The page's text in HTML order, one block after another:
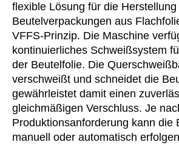
flexible Lösung für die Herstellung
Beutelverpackungen aus
VFFS-Prinzip. Die Maschine
kontinuierliches Schweißsystem
der Beutelfolie. Die
verschweißt und schneidet die
gewährleistet damit einen
gleichmäßigen Verschluss. Je
Produktionsanforderung kann die
manuell oder automatisch